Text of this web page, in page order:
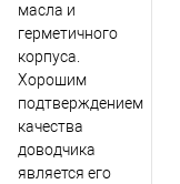
масла и
герметичного
корпуса.
Хорошим
подтверждением
качества
доводчика
является его